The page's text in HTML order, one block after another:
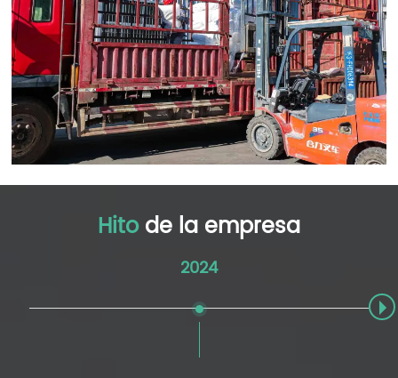
Hito de la empresa
2024